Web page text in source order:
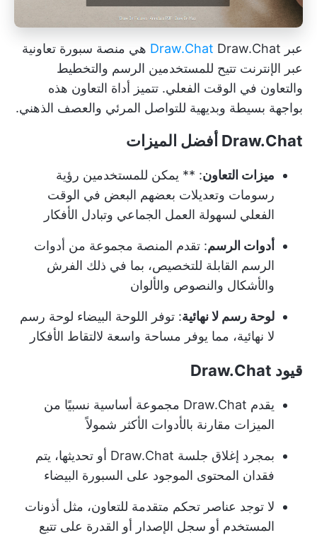
عبر Draw.Chat Draw.Chat هي منصة سبورة تعاونية
عبر الإنترنت تتيح للمستخدمين الرسم والتخطيط
والتعاون في الوقت الفعلي. تتميز أداة التعاون هذه
بواجهة بسيطة وبديهية للتواصل المرئي والعصف الذهني.
Draw.Chat أفضل الميزات
ميزات التعاون: ** يمكن للمستخدمين رؤية
رسومات وتعديلات بعضهم البعض في الوقت
الفعلي لسهولة العمل الجماعي وتبادل الأفكار
أدوات الرسم: تقدم المنصة مجموعة من أدوات
الرسم القابلة للتخصيص، بما في ذلك الفرش
والأشكال والنصوص والألوان
لوحة رسم لا نهائية: توفر اللوحة البيضاء لوحة رسم
لا نهائية، مما يوفر مساحة واسعة لالتقاط الأفكار
قيود Draw.Chat
يقدم Draw.Chat مجموعة أساسية نسبيًا من
الميزات مقارنة بالأدوات الأكثر شمولاً
بمجرد إغلاق جلسة Draw.Chat أو تحديثها، يتم
فقدان المحتوى الموجود على السبورة البيضاء
لا توجد عناصر تحكم متقدمة للتعاون، مثل أذونات
المستخدم أو سجل الإصدار أو القدرة على تتبع